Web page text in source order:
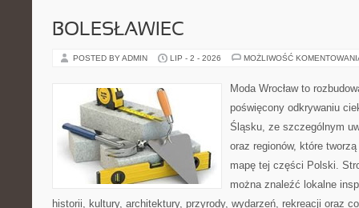
BOLESŁAWIEC
POSTED BY ADMIN LIP - 2 - 2026 MOŻLIWOŚĆ
Moda Wrocław to
poświęcony odkrywaniu
Śląsku, ze szczególnym
oraz regionów, które
mapę tej części Polski.
można znaleźć lokalne
historii, kultury, architektury, przyrody, wydarzeń, rekreacji oraz